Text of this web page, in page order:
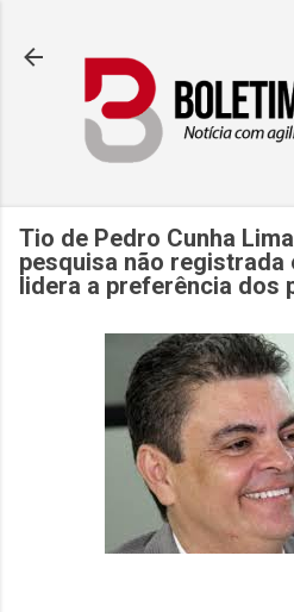
Tio de Pedro Cunha
pesquisa não registrada
lidera a preferência dos